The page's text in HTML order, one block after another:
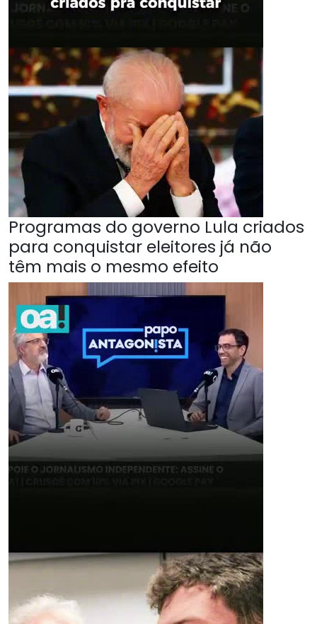
Programas do governo Lula criados
para conquistar eleitores já não
têm mais o mesmo efeito